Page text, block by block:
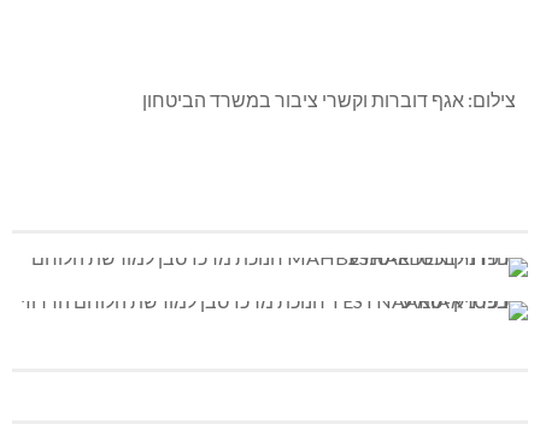
צילום: אגף דוברות וקשרי ציבור במשרד הביטחון